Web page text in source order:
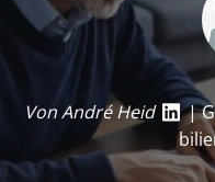
Von André Heid
|